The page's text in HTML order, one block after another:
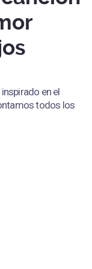
en el
todos los